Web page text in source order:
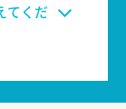
てくだ